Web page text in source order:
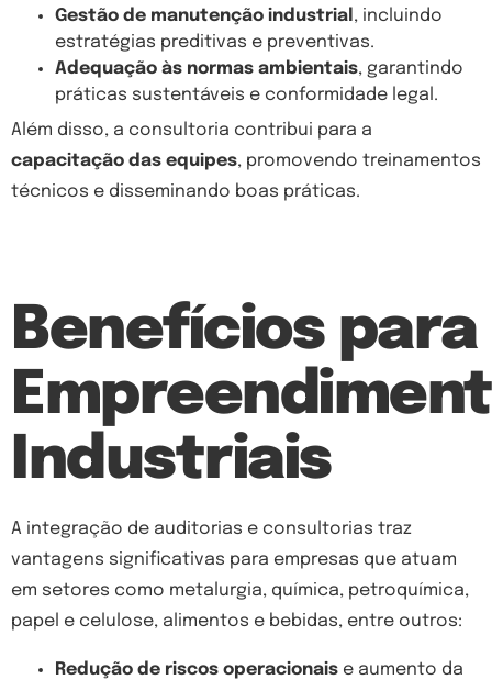
Gestão de manutenção industrial , incluindo
estratégias preditivas e preventivas.
Adequação às normas ambientais, garantindo
práticas sustentáveis e conformidade legal.
Além disso, a consultoria contribui para a
capacitação das equipes, promovendo treinamentos
técnicos e disseminando boas práticas.
Benefícios para
Industriais
A integração de auditorias e consultorias traz
vantagens significativas para empresas que atuam
em setores como metalurgia, química, petroquímica,
papel e celulose, alimentos e bebidas, entre outros:
Redução de riscos operacionais e aumento da